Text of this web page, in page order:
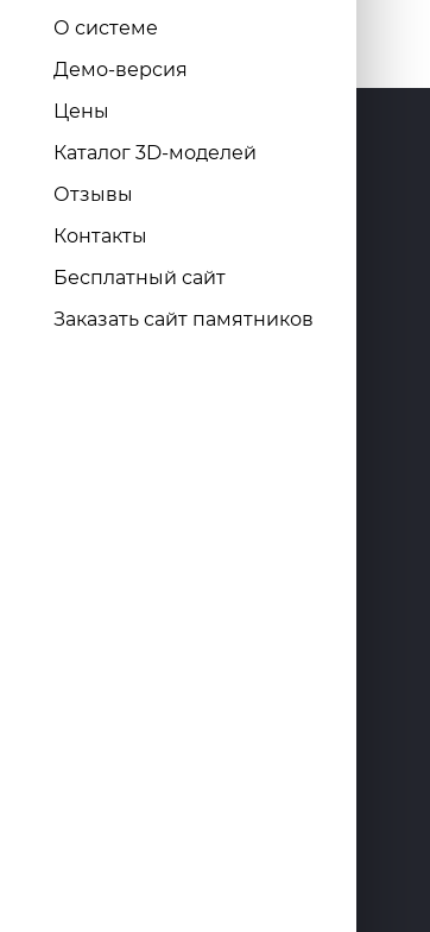
О системе
Демо-версия
Цены
Каталог 3D-моделей
Отзывы
Контакты
Бесплатный сайт
Заказать сайт памятников